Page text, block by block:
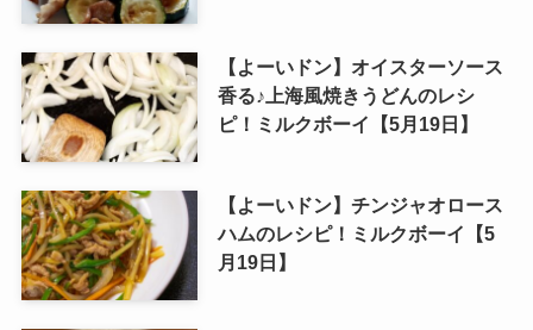
【よーいドン】オイスターソース
香る♪上海風焼きうどんのレシ
ピ！ミルクボーイ【5月19日】
【よーいドン】チンジャオロース
ハムのレシピ！ミルクボーイ【5
月19日】